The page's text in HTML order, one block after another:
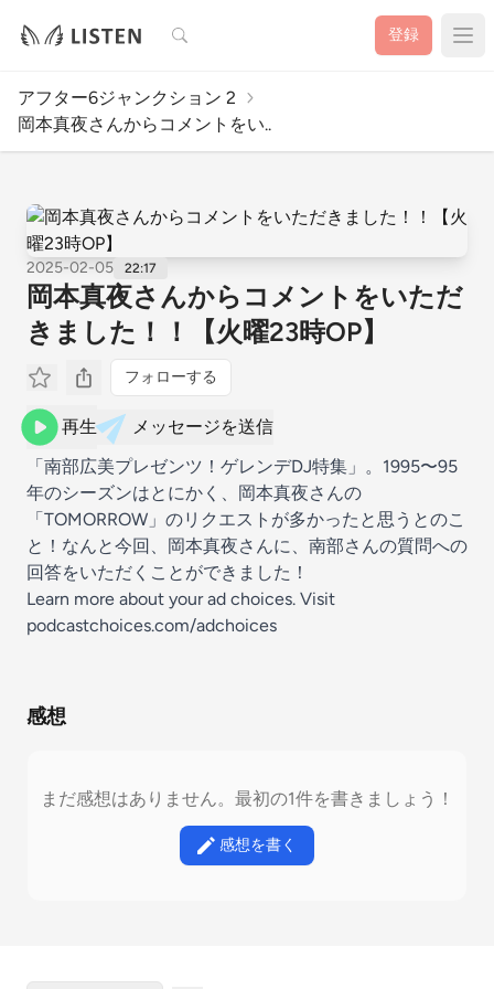
検索 登録
アフター6ジャンクション 2
岡本真夜さんからコメントをい..
2025-02-05 22:17
岡本真夜さんからコメントをいただ
きました！！【火曜23時OP】
フォローする
再生
メッセージを送信
「南部広美プレゼンツ！ゲレンデDJ特集」。1995〜95
年のシーズンはとにかく、岡本真夜さんの
「TOMORROW」のリクエストが多かったと思うとのこ
と！なんと今回、岡本真夜さんに、南部さんの質問への
回答をいただくことができました！
Learn more about your ad choices. Visit
podcastchoices.com/adchoices
感想
まだ感想はありません。最初の1件を書きましょう！
感想を書く